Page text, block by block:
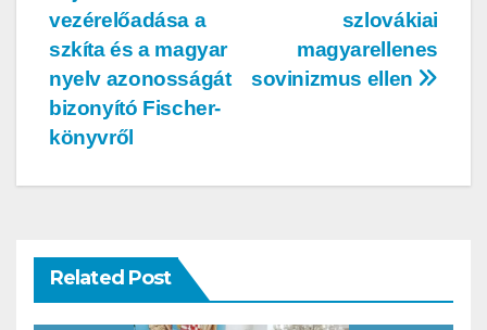
szlovákiai
magyarellenes
sovinizmus ellen
vezérelőadása a
szkíta és a magyar
nyelv azonosságát
bizonyító Fischer-
könyvről
Related Post